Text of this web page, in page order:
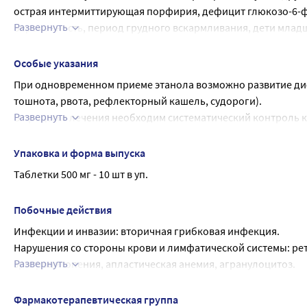
острая интермиттирующая порфирия, дефицит глюкозо-6-
беременность, период грудного вскармливания, дети
Пациентам, получавшим ранее лечение цитостатическими
Препарат противопоказан при беременности и в период
Развернуть
Особые указания
При одновременном приеме этанола возможно развитие
тошнота, рвота, рефлекторный кашель, судороги).
В процессе лечения необходим систематический контроль
В период лечения необходимо соблюдать осторожность
опасными видами деятельности, требующими
Развернуть
Упаковка и форма выпуска
Таблетки 500 мг - 10 шт в уп.
Побочные действия
Инфекции и инвазии: вторичная грибковая инфекция.
Нарушения со стороны крови и лимфатической системы:
эритроцитопения, апластическая анемия, агранулоцитоз.
Нарушения со стороны нервной системы: психомоторные
Развернуть
Фармакотерапевтическая группа